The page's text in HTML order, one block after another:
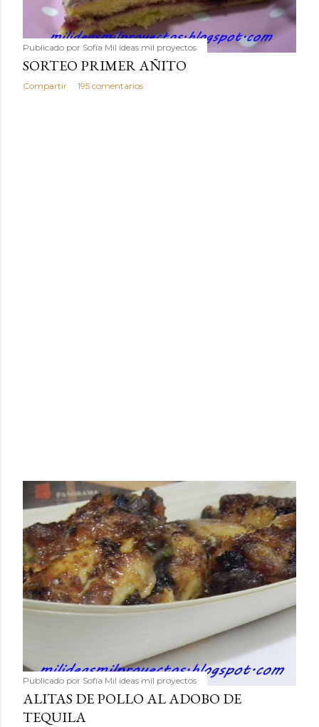
Publicado por Sofía Mil ideas mil proyectos
SORTEO PRIMER AÑITO
Compartir 195 comentarios
Publicado por Sofía Mil ideas mil proyectos
ALITAS DE POLLO AL ADOBO DE
TEQUILA